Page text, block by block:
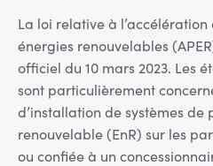
La loi relative à
énergies renouvelables
officiel du 10 mars 2023. Les
sont particulièrement
d’installation de systèmes de
renouvelable (EnR) sur les
ou confiée à un